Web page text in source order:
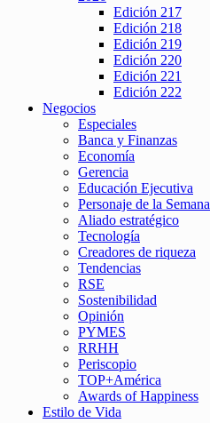
Edición 217
Edición 218
Edición 219
Edición 220
Edición 221
Edición 222
Negocios
Especiales
Banca y Finanzas
Economía
Gerencia
Educación Ejecutiva
Personaje de la Semana
Aliado estratégico
Tecnología
Creadores de riqueza
Tendencias
RSE
Sostenibilidad
Opinión
PYMES
RRHH
Periscopio
TOP+América
Awards of Happiness
Estilo de Vida